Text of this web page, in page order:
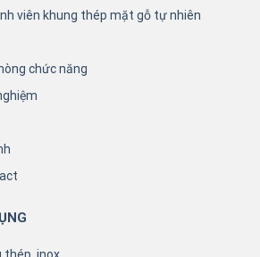
viên khung thép mặt gỗ tự nhiên
chức năng